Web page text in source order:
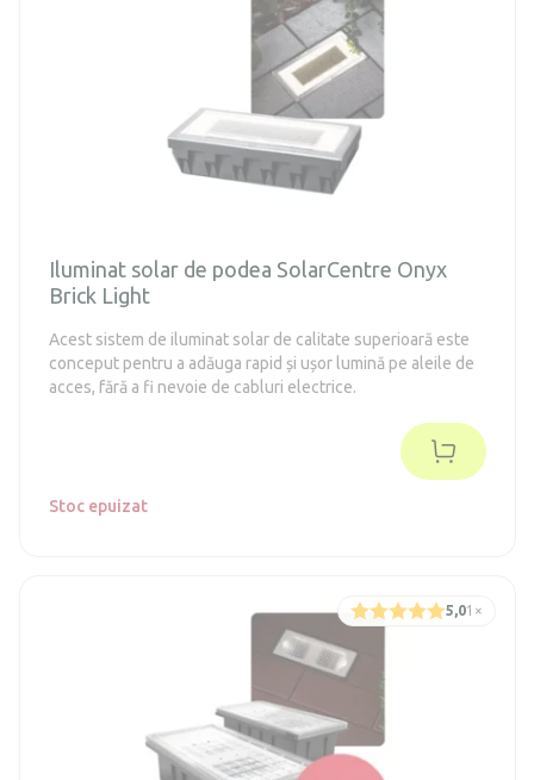
Iluminat solar de podea SolarCentre Onyx
Brick Light
Acest sistem de iluminat solar de calitate superioară este
conceput pentru a adăuga rapid și ușor lumină pe aleile de
acces, fără a fi nevoie de cabluri electrice.
Stoc epuizat
5,01 ×